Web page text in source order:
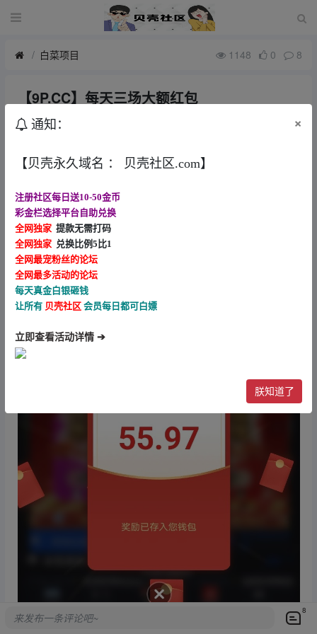
白菜项目 1148 0 8
【9P.CC】每天三场大额红包
asd3521
通知： ×
【贝壳永久域名 ： 贝壳社区.com】
注册社区每日送10-50金币
彩金栏选择平台自助兑换
全网独家 提款无需打码
全网独家 兑换比例5比1
全网最宠粉丝的论坛
全网最多活动的论坛
每天真金白银砸钱
让所有 贝壳社区 会员每日都可白嫖
立即查看活动详情 ➔
朕知道了
来发布一条评论吧~
8